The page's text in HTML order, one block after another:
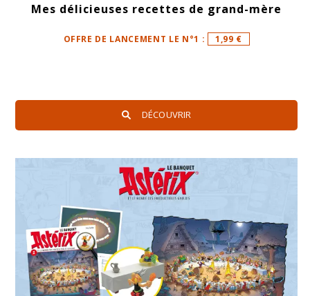
Mes délicieuses recettes de grand-mère
OFFRE DE LANCEMENT LE N°1 : 1,99 €
DÉCOUVRIR